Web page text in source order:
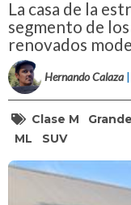
La casa de la
segmento de
renovados
Hernando Calaza
Clase M Grande
ML
SUV